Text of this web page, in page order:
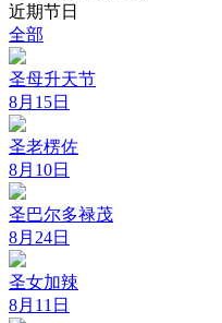
近期节日
全部
圣母升天节
8月15日
圣老楞佐
8月10日
圣巴尔多禄茂
8月24日
圣女加辣
8月11日